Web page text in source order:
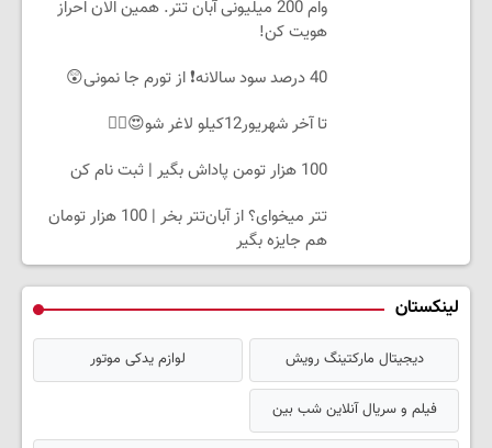
وام 200 میلیونی آبان تتر. همین الان احراز
هویت کن!
40 درصد سود سالانه❗ از تورم جا نمونی😲
تا آخر شهریور12کیلو لاغر شو😍👌🏻
100 هزار تومن پاداش بگیر | ثبت نام کن
تتر میخوای؟ از آبان‌تتر بخر | 100 هزار تومان
هم جایزه بگیر
لینکستان
دیجیتال مارکتینگ رویش لوازم یدکی موتور
فیلم و سریال آنلاین شب بین